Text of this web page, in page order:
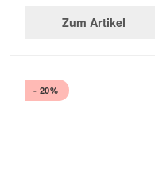
Zum Artikel
- 20%